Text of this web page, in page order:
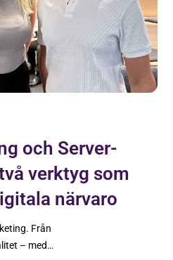
och Server-
verktyg som
närvaro
Från
– med